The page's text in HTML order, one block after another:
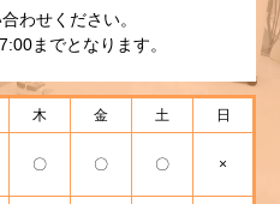
わせください。
までとなります。
木 金 土 日
〇 〇 〇 ×